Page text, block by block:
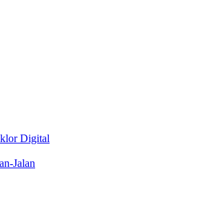
Digital
Jalan